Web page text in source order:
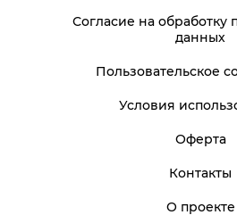
Согласие на обработку
данных
Пользовательское
Условия
Оферта
Контакты
О проекте